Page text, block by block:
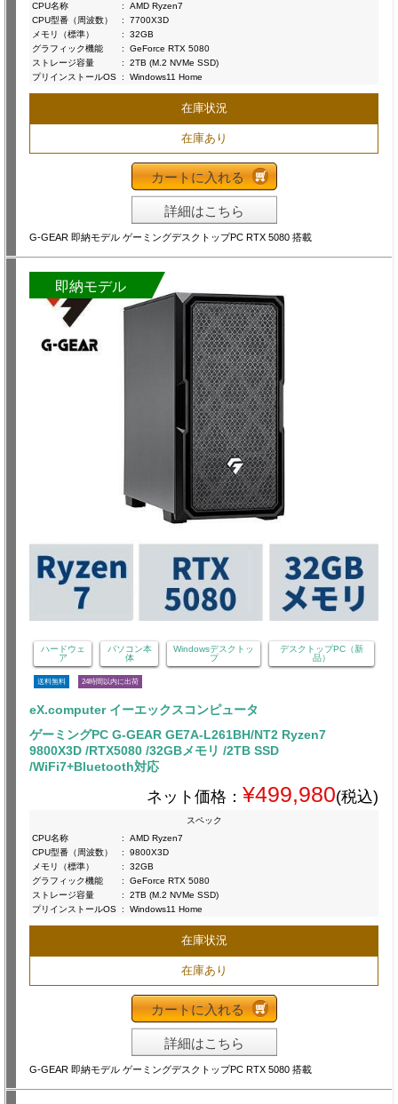
CPU名称
:
AMD Ryzen7
CPU型番（周波数）
:
7700X3D
メモリ（標準）
:
32GB
グラフィック機能
:
GeForce RTX 5080
ストレージ容量
:
2TB (M.2 NVMe SSD)
プリインストールOS : Windows11 Home
在庫状況
在庫あり
カートに入れる
詳細はこちら
G-GEAR 即納モデル ゲーミングデスクトップPC RTX 5080 搭載
即納モデル
ハードウェ
ア
パソコン本
体
Windowsデスクトッ
プ
デスクトップPC（新
品）
送料無料 24時間以内に出荷
eX.computer イーエックスコンピュータ
ゲーミングPC G-GEAR GE7A-L261BH/NT2 Ryzen7
9800X3D /RTX5080 /32GBメモリ /2TB SSD
/WiFi7+Bluetooth対応
ネット価格： ¥499,980(税込)
スペック
CPU名称
:
AMD Ryzen7
CPU型番（周波数）
:
9800X3D
メモリ（標準）
:
32GB
グラフィック機能
:
GeForce RTX 5080
ストレージ容量
:
2TB (M.2 NVMe SSD)
プリインストールOS : Windows11 Home
在庫状況
在庫あり
カートに入れる
詳細はこちら
G-GEAR 即納モデル ゲーミングデスクトップPC RTX 5080 搭載